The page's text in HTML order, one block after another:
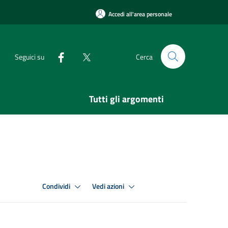
Accedi all'area personale
Seguici su Cerca
Tutti gli argomenti
Condividi Vedi azioni